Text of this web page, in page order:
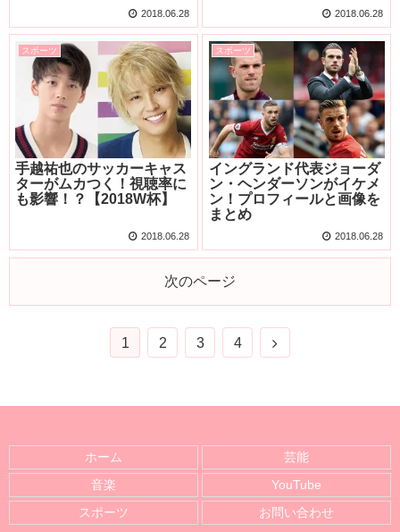
2018.06.28 2018.06.28
スポーツ
手越祐也のサッカーキャス
ターがムカつく！視聴率に
も影響！？【2018W杯】
2018.06.28
スポーツ
イングランド代表ジョーダ
ン・ヘンダーソンがイケメ
ン！プロフィールと画像を
まとめ
2018.06.28
次のページ
1 2 3 4
ホーム
芸能
音楽
YouTube
スポーツ
お問い合わせ